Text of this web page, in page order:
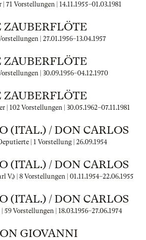
71 Vorstellungen | 14.11.1955–01.03.1981
ZAUBERFLÖTE
| 27.01.1956–13.04.1957
ZAUBERFLÖTE
| 30.09.1956–04.12.1970
ZAUBERFLÖTE
| 102 Vorstellungen | 30.05.1962–07.11.1981
(ITAL.) / DON CARLOS
| 1 Vorstellung | 26.09.1954
(ITAL.) / DON CARLOS
V.) | 8 Vorstellungen | 01.11.1954–22.06.1955
(ITAL.) / DON CARLOS
59 Vorstellungen | 18.03.1956–27.06.1974
GIOVANNI